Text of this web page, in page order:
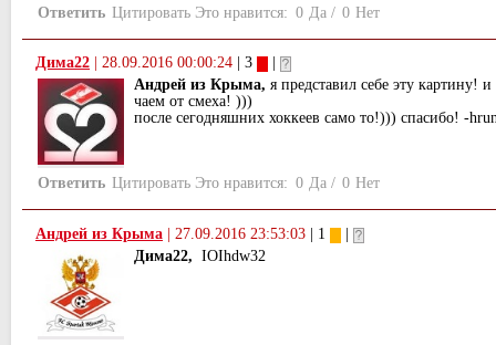
Ответить Цитировать Это нравится: 0 Да / 0 Нет
Дима22 28.09.2016 00:00:24 | 3
Андрей из Крыма, я представил себе эту картину!
чаем от смеха! )))
после сегодняшних хоккеев само то!))) спасибо! -
Ответить Цитировать Это нравится: 0 Да / 0 Нет
Андрей из Крыма 27.09.2016 23:53:03 | 1
Дима22, IOIhdw32